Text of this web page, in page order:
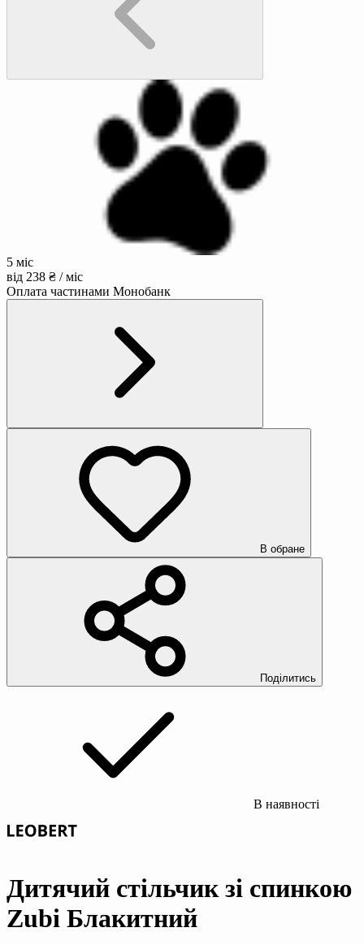
5 міс
від 238 ₴ / міс
Оплата частинами Монобанк
В обране
Поділитись
В наявності
Дитячий стільчик зі спинкою
Zubi Блакитний